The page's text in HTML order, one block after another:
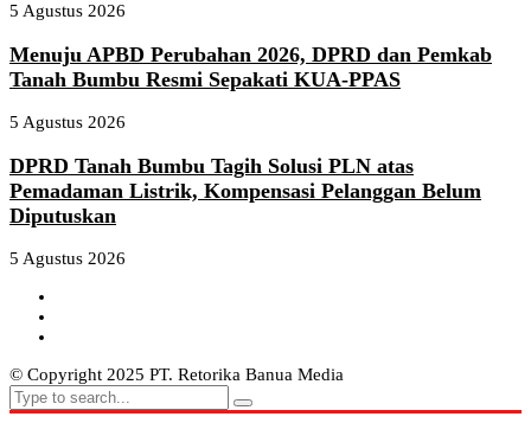
5 Agustus 2026
Menuju APBD Perubahan 2026, DPRD dan Pemkab
Tanah Bumbu Resmi Sepakati KUA-PPAS
5 Agustus 2026
DPRD Tanah Bumbu Tagih Solusi PLN atas
Pemadaman Listrik, Kompensasi Pelanggan Belum
Diputuskan
5 Agustus 2026
© Copyright 2025 PT. Retorika Banua Media